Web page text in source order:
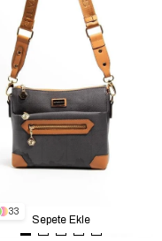
33
Sepete Ekle